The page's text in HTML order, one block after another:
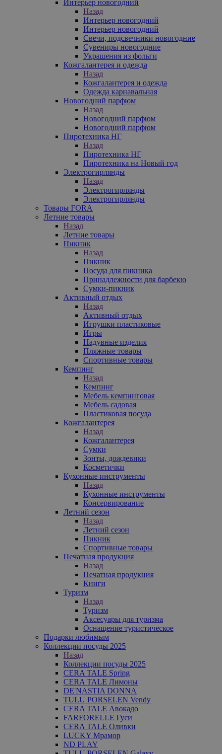
Интерьер новогодний
Назад
Интерьер новогодний
Интерьер новогодний
Свечи, подсвечники новогодние
Сувениры новогодние
Украшения из фольги
Кожгалантерея и одежда
Назад
Кожгалантерея и одежда
Одежда карнавальная
Новогодний парфюм
Назад
Новогодний парфюм
Новогодний парфюм
Пиротехника НГ
Назад
Пиротехника НГ
Пиротехника на Новый год
Электрогирлянды
Назад
Электрогирлянды
Электрогирлянды
Товары FORA
Летние товары
Назад
Летние товары
Пикник
Назад
Пикник
Посуда для пикника
Принадлежности для барбекю
Сумки-пикник
Активный отдых
Назад
Активный отдых
Игрушки пластиковые
Игры
Надувные изделия
Пляжные товары
Спортивные товары
Кемпинг
Назад
Кемпинг
Мебель кемпинговая
Мебель садовая
Пластиковая посуда
Кожгалантерея
Назад
Кожгалантерея
Сумки
Зонты, дождевики
Косметички
Кухонные инструменты
Назад
Кухонные инструменты
Консервирование
Летний сезон
Назад
Летний сезон
Пикник
Спортивные товары
Печатная продукция
Назад
Печатная продукция
Книги
Туризм
Назад
Туризм
Аксесуары для туризма
Оснащение туристическое
Подарки любимым
Коллекции посуды 2025
Назад
Коллекции посуды 2025
CERA TALE Spring
CERA TALE Лимоны
DE'NASTIA DONNA
TULU PORSELEN Vendy
CERA TALE Авокадо
FARFORELLE Гуси
CERA TALE Оливки
LUCKY Мрамор
ND PLAY